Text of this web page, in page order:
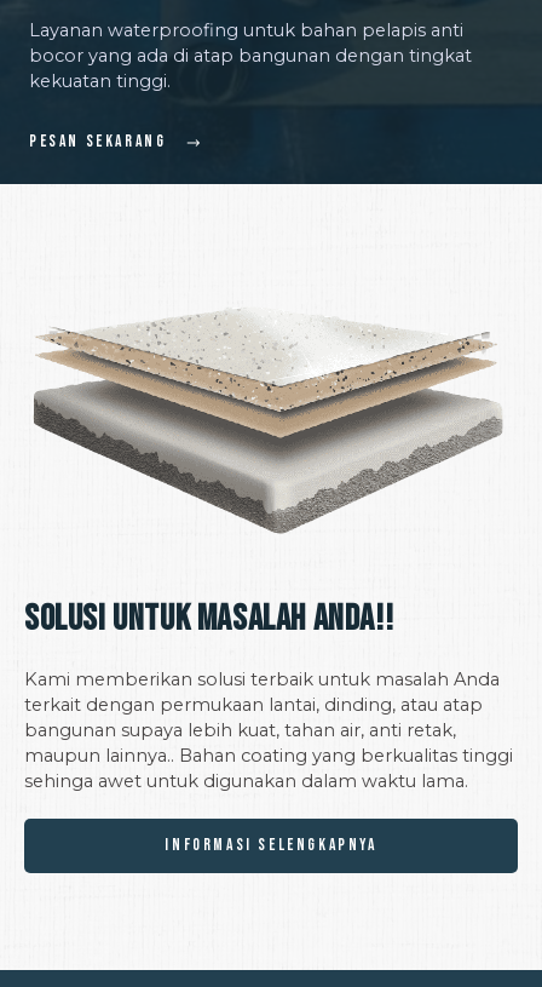
Layanan waterproofing untuk bahan pelapis anti
bocor yang ada di atap bangunan dengan tingkat
kekuatan tinggi.
Pesan Sekarang
Solusi untuk Masalah Anda!!
Kami memberikan solusi terbaik untuk masalah Anda
terkait dengan permukaan lantai, dinding, atau atap
bangunan supaya lebih kuat, tahan air, anti retak,
maupun lainnya.. Bahan coating yang berkualitas tinggi
sehinga awet untuk digunakan dalam waktu lama.
INFORMASI SELENGKAPNYA